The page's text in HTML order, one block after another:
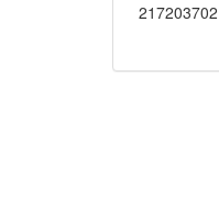
217203702